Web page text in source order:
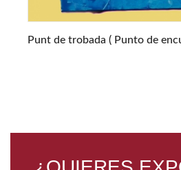
Punt de trobada ( Punto de